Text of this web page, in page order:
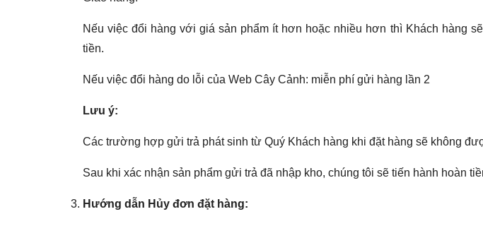
Nếu việc đổi hàng với giá sản phẩm ít hơn hoặc nhiều hơn thì Khách hàng
tiền.
Nếu việc đổi hàng do lỗi của Web Cây Cảnh: miễn phí gửi hàng lần 2
Lưu ý:
Các trường hợp gửi trả phát sinh từ Quý Khách hàng khi đặt hàng sẽ không
Sau khi xác nhận sản phẩm gửi trả đã nhập kho, chúng tôi sẽ tiến hành hoàn
Hướng dẫn Hủy đơn đặt hàng: